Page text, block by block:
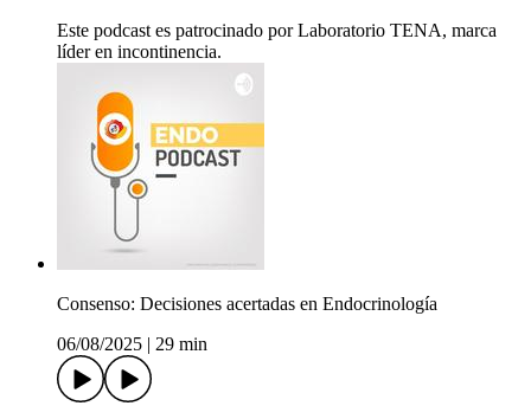
Este podcast es patrocinado por Laboratorio TENA, marca
líder en incontinencia.
Consenso: Decisiones acertadas en Endocrinología
06/08/2025
29 min